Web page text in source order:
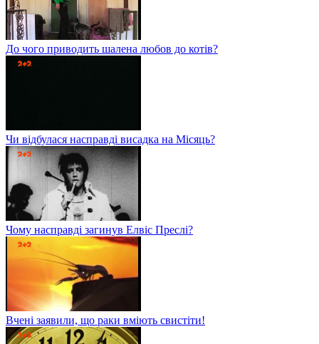
До чого приводить шалена любов до котів?
Чи відбулася насправді висадка на Місяць?
Чому насправді загинув Елвіс Преслі?
Вчені заявили, що раки вміють свистіти!